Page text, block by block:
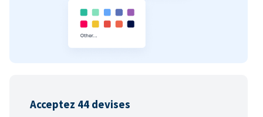
Acceptez 44 devises